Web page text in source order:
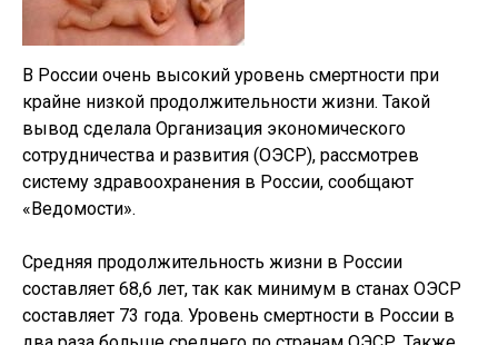
В России очень высокий уровень смертности при
крайне низкой продолжительности жизни. Такой
вывод сделала Организация экономического
сотрудничества и развития (ОЭСР), рассмотрев
систему здравоохранения в России, сообщают
«Ведомости».
Средняя продолжительность жизни в России
составляет 68,6 лет, так как минимум в станах ОЭСР
составляет 73 года. Уровень смертности в России в